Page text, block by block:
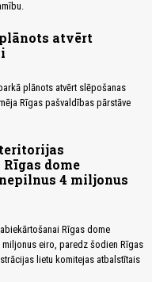
atvērt
plānots atvērt slēpošanas
Rīgas pašvaldības pārstāve
dome
4 miljonus
Rīgas dome
miljonus eiro, paredz šodien Rīgas
lietu komitejas atbalstītais